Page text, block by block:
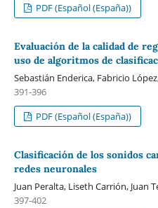
PDF (Español (España))
Evaluación de la calidad de
uso de algoritmos de
Sebastián Enderica, Fabricio
391-396
PDF (Español (España))
Clasificación de los sonidos
redes neuronales
Juan Peralta, Liseth Carrión, Juan
397-402